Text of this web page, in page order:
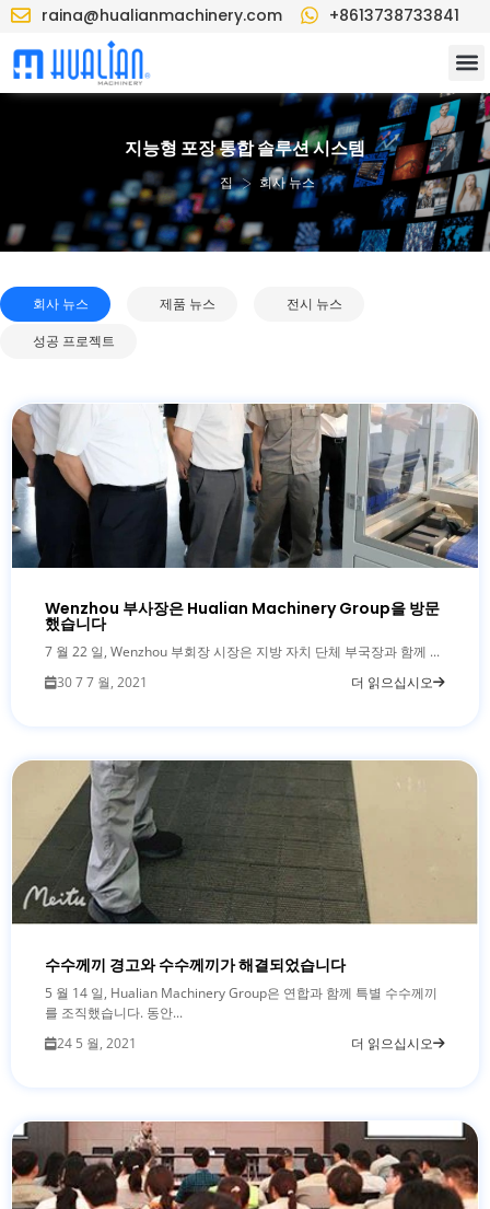
raina@hualianmachinery.com +8613738733841
지능형 포장 통합 솔루션 시스템
집 > 회사 뉴스
회사 뉴스 제품 뉴스
전시 뉴스
성공 프로젝트
Wenzhou 부사장은 Hualian Machinery Group을 방문
했습니다
7 월 22 일, Wenzhou 부회장 시장은 지방 자치 단체 부국장과 함께 ...
30 7 7 월, 2021
더 읽으십시오
수수께끼 경고와 수수께끼가 해결되었습니다
5 월 14 일, Hualian Machinery Group은 연합과 함께 특별 수수께끼
를 조직했습니다. 동안...
24 5 월, 2021
더 읽으십시오